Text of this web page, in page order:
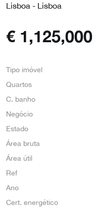
Lisboa - Lisboa
€ 1,125,000
Tipo imóvel
Quartos
C. banho
Negócio
Estado
Área bruta
Área útil
Ref
Ano
Cert. energético